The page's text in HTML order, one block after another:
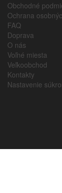
Obchodné
Ochrana
FAQ
Doprava
O nás
Voľné miesta
Veľkoobchod
Kontakty
Nastavenie